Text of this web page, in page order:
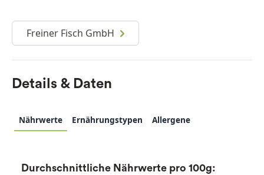
Freiner Fisch GmbH
Details & Daten
Nährwerte Ernährungstypen Allergene
Durchschnittliche Nährwerte pro 100g: